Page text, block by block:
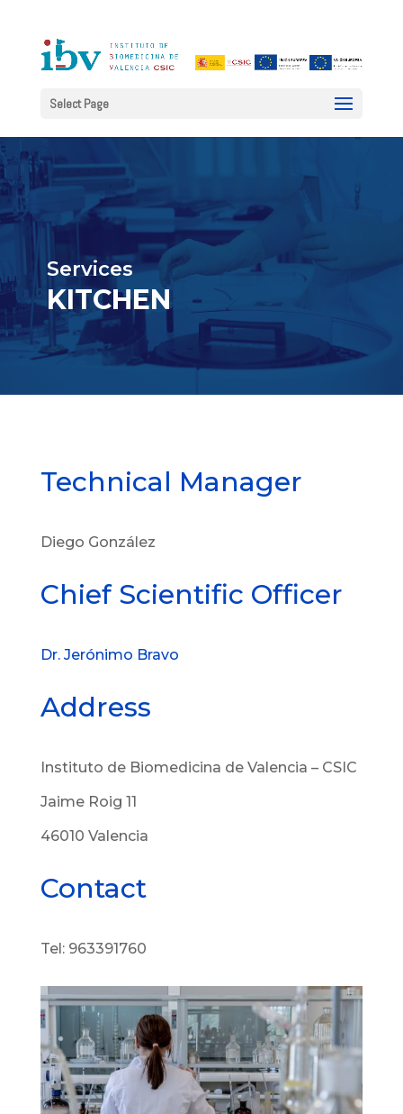
Select Page
Services
KITCHEN
Technical Manager
Diego González
Chief Scientific Officer
Dr. Jerónimo Bravo
Address
Instituto de Biomedicina de Valencia – CSIC
Jaime Roig 11
46010 Valencia
Contact
Tel: 963391760